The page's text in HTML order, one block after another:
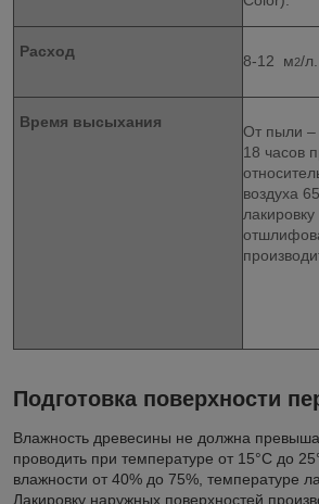
Расход
8-12 м2/л.
Время высыхания
От пыли –
18 часов
воздуха
Подготовка поверхности
Влажность древесины не должна
проводить при температуре от 15°C до
влажности от 40% до 75%, температуре
Лакировку наружных поверхностей